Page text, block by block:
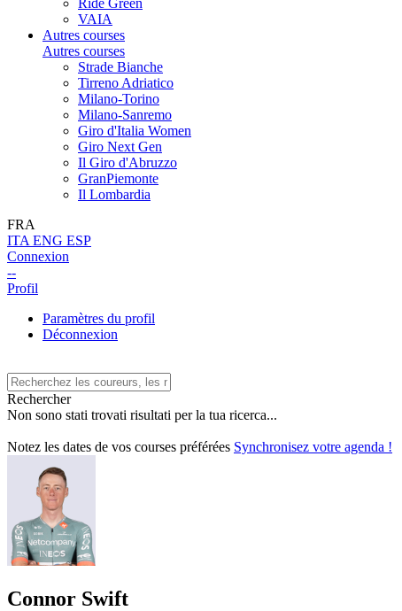
Ride Green
VAIA
Autres courses
Autres courses
Strade Bianche
Tirreno Adriatico
Milano-Torino
Milano-Sanremo
Giro d'Italia Women
Giro Next Gen
Il Giro d'Abruzzo
GranPiemonte
Il Lombardia
FRA
ITA ENG ESP
Connexion
--
Profil
Paramètres du profil
Déconnexion
Rechercher
Non sono stati trovati risultati per la tua ricerca...
Notez les dates de vos courses préférées Synchronisez votre agenda !
Connor Swift